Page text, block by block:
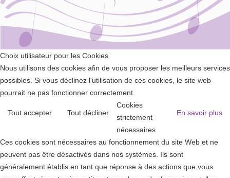
Choix utilisateur pour les Cookies
Nous utilisons des cookies afin de vous proposer les meilleurs services
possibles. Si vous déclinez l'utilisation de ces cookies, le site web
pourrait ne pas fonctionner correctement.
Tout accepter Tout décliner En savoir plus
Cookies
strictement
nécessaires
Ces cookies sont nécessaires au fonctionnement du site Web et ne
peuvent pas être désactivés dans nos systèmes. Ils sont
généralement établis en tant que réponse à des actions que vous